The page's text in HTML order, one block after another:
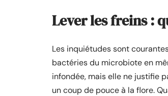
Lever les freins :
Les inquiétudes sont
bactéries du microbiote en
infondée, mais elle ne justifie
un coup de pouce à la flore.